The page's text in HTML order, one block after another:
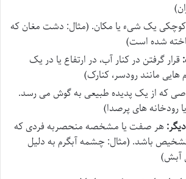
کوچکی یک شیء یا مکان. (مثال: دشت مغان که
شده است)
قرار گرفتن در کنار آب، در ارتفاع یا در یک
هایی مانند رودسر، کنارک)
که از یک پدیده طبیعی به گوش می رسد.
رودخانه های پرصدا)
هر صفت یا مشخصه منحصربه فردی که
باشد. (مثال: چشمه آبگرم به دلیل
آبش)